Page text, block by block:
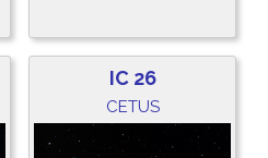
IC 26
CETUS